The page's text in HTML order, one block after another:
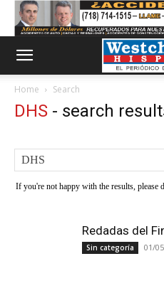
Home Search
DHS - search
If you're not happy with the results, please
Redadas del
Sin categoría 01/